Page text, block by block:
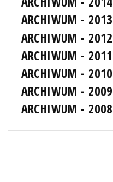
ARCHIWUM - 2013
ARCHIWUM - 2012
ARCHIWUM - 2011
ARCHIWUM - 2010
ARCHIWUM - 2009
ARCHIWUM - 2008